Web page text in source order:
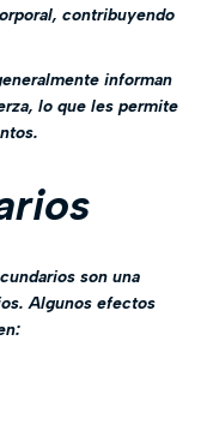
contribuyendo
informan
lo que les permite
son una
Algunos efectos